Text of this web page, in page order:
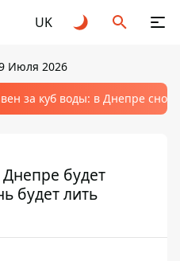
UK
Июля 2026
за куб воды: в Днепре
будет
будет лить